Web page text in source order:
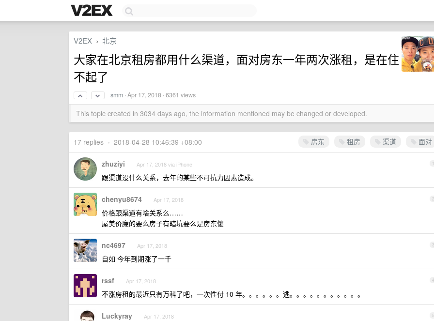
V2EX › 北京
大家在北京租房都用什么渠道，面对房东一年两次涨租，是在住
不起了
smm ·Apr 17, 2018 · 6361 views
This topic created in 3034 days ago, the information mentioned may be changed or developed.
房东 租房 渠道 面对
17 replies • 2018-04-28 10:46:39 +08:00
1
zhuziyi Apr 17, 2018 via iPhone
跟渠道没什么关系，去年的某些不可抗力因素造成。
2
chenyu8674 Apr 17, 2018
价格跟渠道有啥关系么……
屋美价廉的要么房子有暗坑要么是房东傻
3
nc4697 Apr 17, 2018
自如 今年到期涨了一千
4
rssf Apr 17, 2018
不涨房租的最近只有万科了吧，一次性付 10 年。。。。。。逃。。。。。。。。。。。
5
Luckyray Apr 17, 2018